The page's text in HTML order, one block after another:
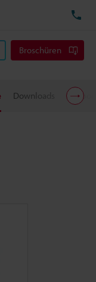
Broschüren
Downloads